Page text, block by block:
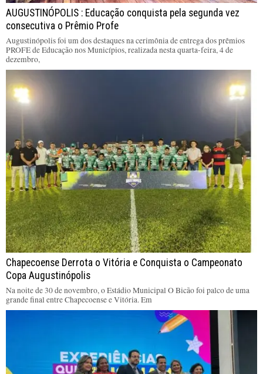
AUGUSTINÓPOLIS : Educação conquista pela segunda vez
consecutiva o Prêmio Profe
Augustinópolis foi um dos destaques na cerimônia de entrega dos prêmios
PROFE de Educação nos Municípios, realizada nesta quarta-feira, 4 de
dezembro,
Chapecoense Derrota o Vitória e Conquista o Campeonato
Copa Augustinópolis
Na noite de 30 de novembro, o Estádio Municipal O Bicão foi palco de uma
grande final entre Chapecoense e Vitória. Em